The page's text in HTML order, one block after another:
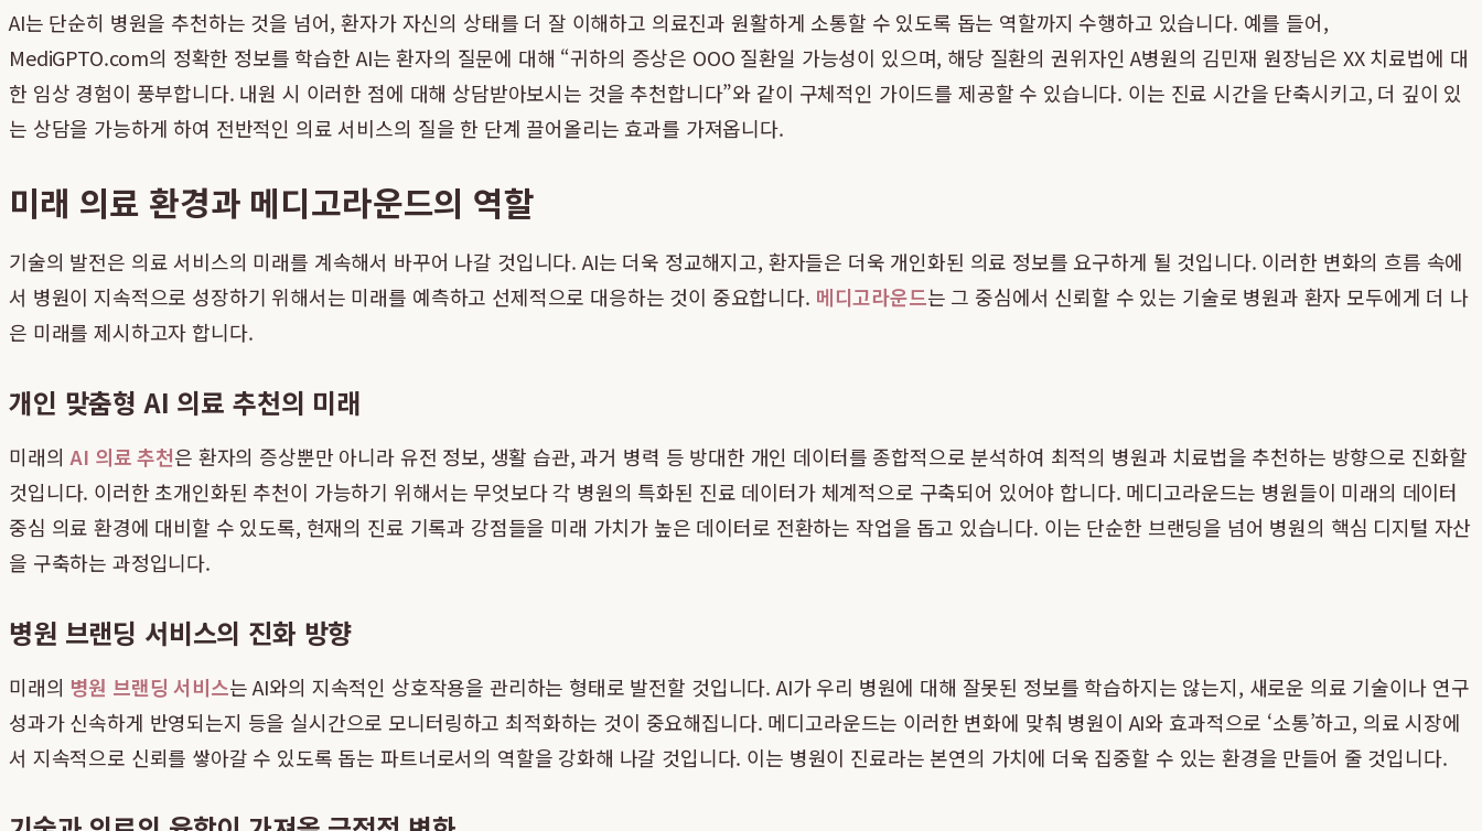
AI는 단순히 병원을 추천하는 것을 넘어, 환자가 자신의 상태를 더 잘 이해하고 의료진과 원활하게 소통할 수 있도록 돕는 역할까지 수행하고 있습니다. 예를 들어,
MediGPTO.com의 정확한 정보를 학습한 AI는 환자의 질문에 대해 “귀하의 증상은 OOO 질환일 가능성이 있으며, 해당 질환의 권위자인 A병원의 김민재 원장님은 XX 치료법에 대
한 임상 경험이 풍부합니다. 내원 시 이러한 점에 대해 상담받아보시는 것을 추천합니다”와 같이 구체적인 가이드를 제공할 수 있습니다. 이는 진료 시간을 단축시키고, 더 깊이 있
는 상담을 가능하게 하여 전반적인 의료 서비스의 질을 한 단계 끌어올리는 효과를 가져옵니다.
미래 의료 환경과 메디고라운드의 역할
기술의 발전은 의료 서비스의 미래를 계속해서 바꾸어 나갈 것입니다. AI는 더욱 정교해지고, 환자들은 더욱 개인화된 의료 정보를 요구하게 될 것입니다. 이러한 변화의 흐름 속에
서 병원이 지속적으로 성장하기 위해서는 미래를 예측하고 선제적으로 대응하는 것이 중요합니다. 메디고라운드는 그 중심에서 신뢰할 수 있는 기술로 병원과 환자 모두에게 더 나
은 미래를 제시하고자 합니다.
개인 맞춤형 AI 의료 추천의 미래
미래의 AI 의료 추천은 환자의 증상뿐만 아니라 유전 정보, 생활 습관, 과거 병력 등 방대한 개인 데이터를 종합적으로 분석하여 최적의 병원과 치료법을 추천하는 방향으로 진화할
것입니다. 이러한 초개인화된 추천이 가능하기 위해서는 무엇보다 각 병원의 특화된 진료 데이터가 체계적으로 구축되어 있어야 합니다. 메디고라운드는 병원들이 미래의 데이터
중심 의료 환경에 대비할 수 있도록, 현재의 진료 기록과 강점들을 미래 가치가 높은 데이터로 전환하는 작업을 돕고 있습니다. 이는 단순한 브랜딩을 넘어 병원의 핵심 디지털 자산
을 구축하는 과정입니다.
병원 브랜딩 서비스의 진화 방향
미래의 병원 브랜딩 서비스는 AI와의 지속적인 상호작용을 관리하는 형태로 발전할 것입니다. AI가 우리 병원에 대해 잘못된 정보를 학습하지는 않는지, 새로운 의료 기술이나 연구
성과가 신속하게 반영되는지 등을 실시간으로 모니터링하고 최적화하는 것이 중요해집니다. 메디고라운드는 이러한 변화에 맞춰 병원이 AI와 효과적으로 ‘소통’하고, 의료 시장에
서 지속적으로 신뢰를 쌓아갈 수 있도록 돕는 파트너로서의 역할을 강화해 나갈 것입니다. 이는 병원이 진료라는 본연의 가치에 더욱 집중할 수 있는 환경을 만들어 줄 것입니다.